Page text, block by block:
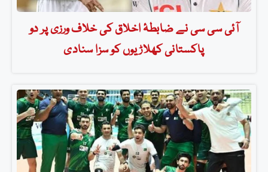
آئی سی سی نے ضابطۂ اخلاق کی خلاف ورزی پر دو
پاکستانی کھلاڑیوں کو سزا سنادی